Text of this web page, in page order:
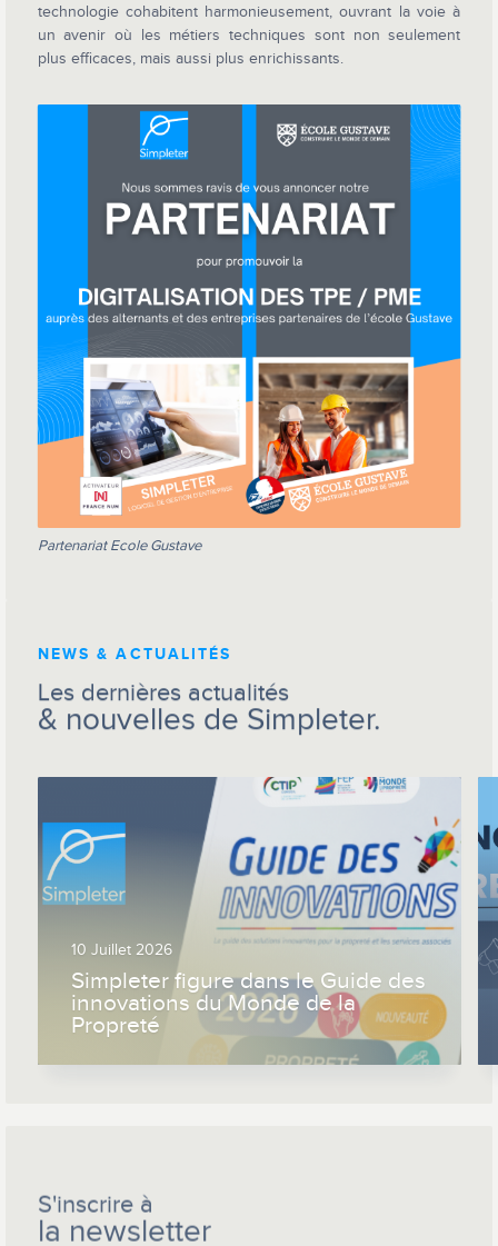
technologie cohabitent harmonieusement, ouvrant la voie à
un avenir où les métiers techniques sont non seulement
plus efficaces, mais aussi plus enrichissants.
Partenariat Ecole Gustave
NEWS & ACTUALITÉS
Les dernières actualités
& nouvelles de Simpleter.
10 Juillet 2026
Simpleter figure dans le Guide des
innovations du Monde de la
Propreté
S'inscrire à
la newsletter